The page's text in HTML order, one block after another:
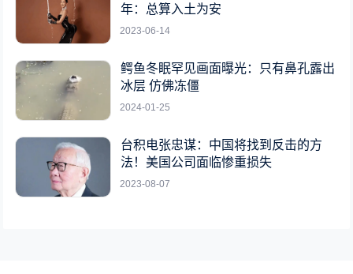
年：总算入土为安
2023-06-14
鳄鱼冬眠罕见画面曝光：只有鼻孔露出
冰层 仿佛冻僵
2024-01-25
台积电张忠谋：中国将找到反击的方
法！美国公司面临惨重损失
2023-08-07